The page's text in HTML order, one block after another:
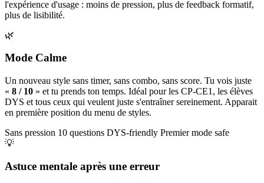
l'expérience d'usage : moins de pression, plus de feedback formatif,
plus de lisibilité.
🌿
Mode Calme
Un nouveau style sans timer, sans combo, sans score. Tu vois juste
« 8 / 10 » et tu prends ton temps. Idéal pour les CP-CE1, les élèves
DYS et tous ceux qui veulent juste s'entraîner sereinement. Apparait
en première position du menu de styles.
Sans pression 10 questions DYS-friendly Premier mode safe
💡
Astuce mentale après une erreur